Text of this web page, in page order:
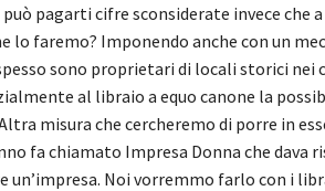
pagarti cifre sconsiderate invece che a
lo faremo? Imponendo anche con un
sono proprietari di locali storici nei
al libraio a equo canone la
misura che cercheremo di porre in
fa chiamato Impresa Donna che dava
un’impresa. Noi vorremmo farlo con i